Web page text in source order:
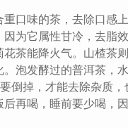
重口味的茶，去除口感
为它属性甘冷，去脂
茶能降火气。山楂茶
泡发酵过的普洱茶，
倒掉，才能去除杂质，
再喝，睡前要少喝，因